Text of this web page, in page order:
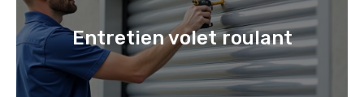
Entretien volet roulant